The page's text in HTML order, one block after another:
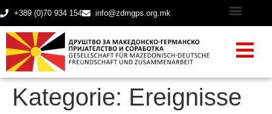
+389 (0)70 934 154 info@zdmgps.org.mk
Kategorie: Ereignisse